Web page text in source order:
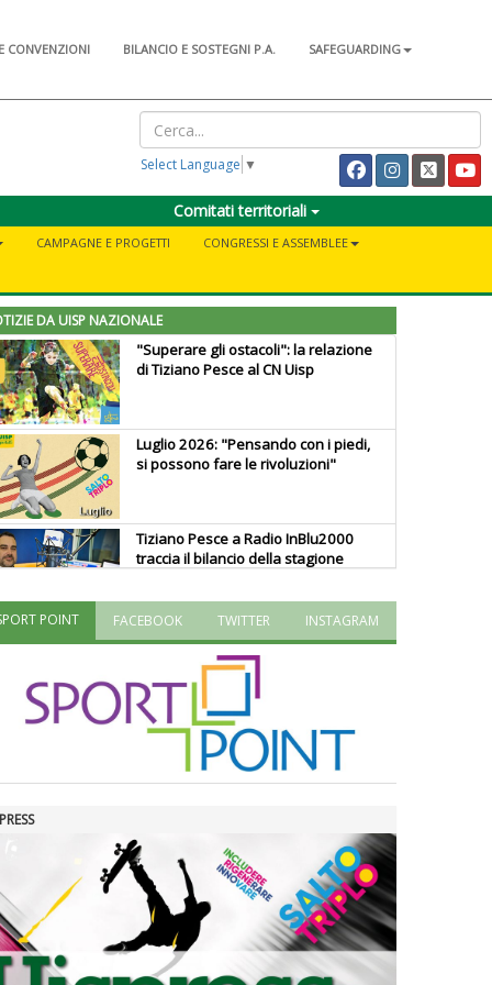
CONVENZIONI BILANCIO E SOSTEGNI P.A. SAFEGUARDING
Select Language ▼
Comitati territoriali
CAMPAGNE E PROGETTI CONGRESSI E ASSEMBLEE
DA UISP NAZIONALE
"Superare gli ostacoli": la relazione
di Tiziano Pesce al CN Uisp
Luglio 2026: "Pensando con i piedi,
si possono fare le rivoluzioni"
Tiziano Pesce a Radio InBlu2000
traccia il bilancio della stagione
valorizzi le nostre specificità"
La formazione Uisp rallenta ma
prosegue anche in estate
Fondazione Terzjus: prima riunione
a Roma
POINT FACEBOOK TWITTER INSTAGRAM